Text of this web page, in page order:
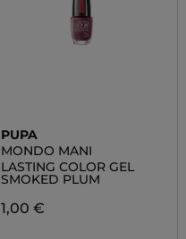
PUPA
MONDO MANI
LASTING COLOR GEL
SMOKED PLUM
1,00 €